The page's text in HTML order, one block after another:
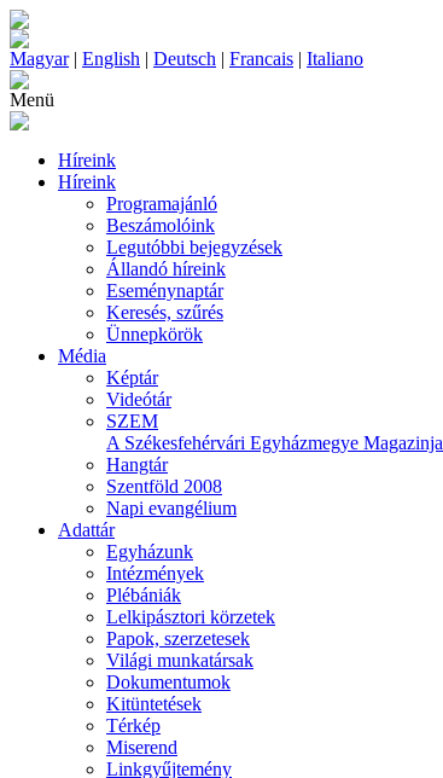
Magyar| English | Deutsch | Francais | Italiano
Menü
Híreink
Híreink
Programajánló
Beszámolóink
Legutóbbi bejegyzések
Állandó híreink
Eseménynaptár
Keresés, szűrés
Ünnepkörök
Média
Képtár
Videótár
SZEM
A Székesfehérvári Egyházmegye Magazinja
Hangtár
Szentföld 2008
Napi evangélium
Adattár
Egyházunk
Intézmények
Plébániák
Lelkipásztori körzetek
Papok, szerzetesek
Világi munkatársak
Dokumentumok
Kitüntetések
Térkép
Miserend
Linkgyűjtemény